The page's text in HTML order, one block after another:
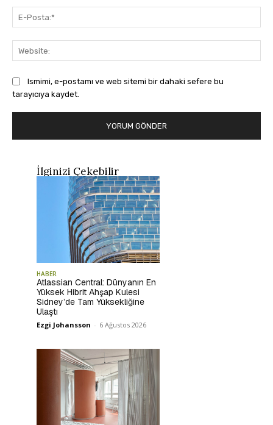
Ismimi, e-postamı ve web sitemi bir dahaki sefere bu
tarayıcıya kaydet.
İlginizi Çekebilir
HABER
Atlassian Central: Dünyanın En
Yüksek Hibrit Ahşap Kulesi
Sidney’de Tam Yüksekliğine
Ulaştı
Ezgi Johansson - 6 Ağustos 2026